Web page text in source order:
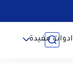
ادوات مفيدة